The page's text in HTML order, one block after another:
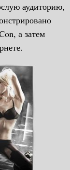
аудиторию,
а затем